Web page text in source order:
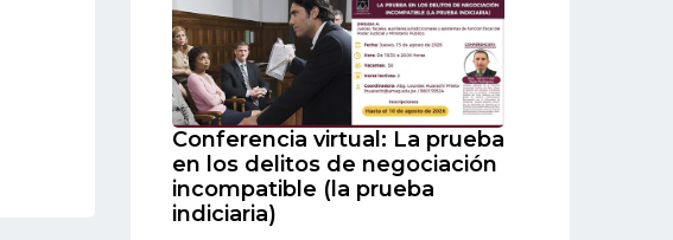
Conferencia virtual: La prueba
en los delitos de negociación
incompatible (la prueba
indiciaria)